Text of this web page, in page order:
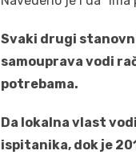
Svaki drugi
samouprava vodi
potrebama.
Da lokalna vlast
ispitanika, dok je